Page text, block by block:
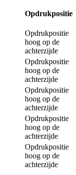
Opdrukpositie
Opdrukpositie
hoog op de
achterzijde
Opdrukpositie
hoog op de
achterzijde
Opdrukpositie
hoog op de
achterzijde
Opdrukpositie
hoog op de
achterzijde
Opdrukpositie
hoog op de
achterzijde